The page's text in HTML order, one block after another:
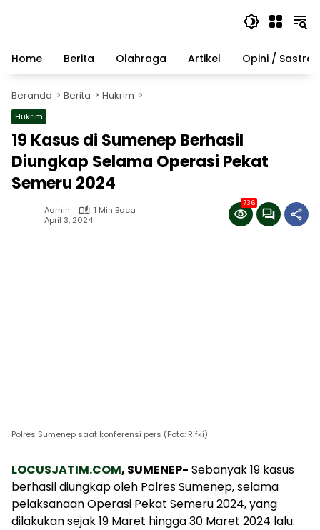
Home
Berita Olahraga Artikel Opini / Sastra
Beranda Berita Hukrim
Hukrim
19 Kasus di Sumenep Berhasil
Diungkap Selama Operasi Pekat
Semeru 2024
Admin
1 Min Baca
April 3, 2024
736
Polres Sumenep saat konferensi pers (Foto: Rifki)
LOCUSJATIM.COM, SUMENEP- Sebanyak 19 kasus
berhasil diungkap oleh Polres Sumenep, selama
pelaksanaan Operasi Pekat Semeru 2024, yang
dilakukan sejak 19 Maret hingga 30 Maret 2024 lalu.